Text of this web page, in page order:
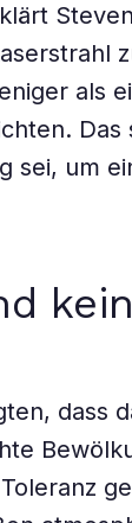
als
Das
sei, um
kein
dass